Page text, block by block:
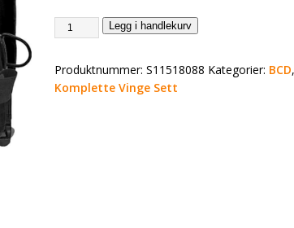
Legg i handlekurv
Produktnummer: S11518088 Kategorier: BCD,
Komplette Vinge Sett